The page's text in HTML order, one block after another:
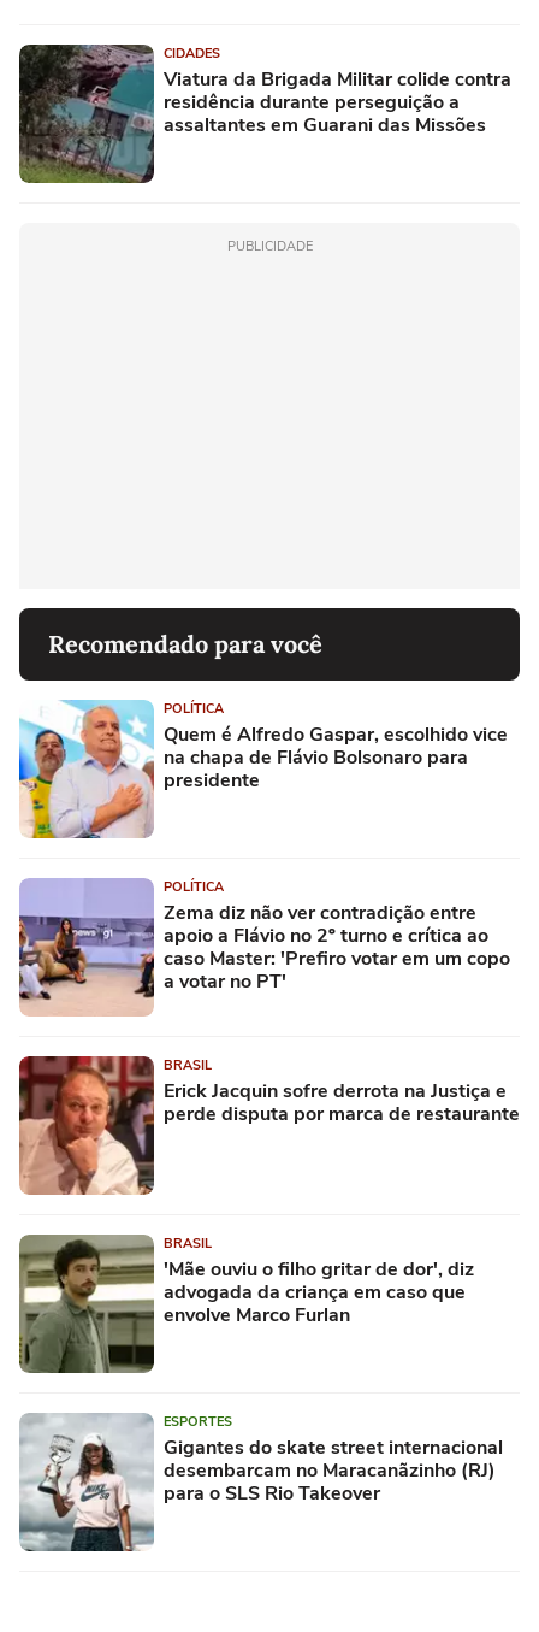
CIDADES
Viatura da Brigada Militar colide contra
residência durante perseguição a
assaltantes em Guarani das Missões
PUBLICIDADE
Recomendado para você
POLÍTICA
Quem é Alfredo Gaspar, escolhido vice
na chapa de Flávio Bolsonaro para
presidente
POLÍTICA
Zema diz não ver contradição entre
apoio a Flávio no 2º turno e crítica ao
caso Master: 'Prefiro votar em um copo
a votar no PT'
BRASIL
Erick Jacquin sofre derrota na Justiça e
perde disputa por marca de restaurante
BRASIL
'Mãe ouviu o filho gritar de dor', diz
advogada da criança em caso que
envolve Marco Furlan
ESPORTES
Gigantes do skate street internacional
desembarcam no Maracanãzinho (RJ)
para o SLS Rio Takeover